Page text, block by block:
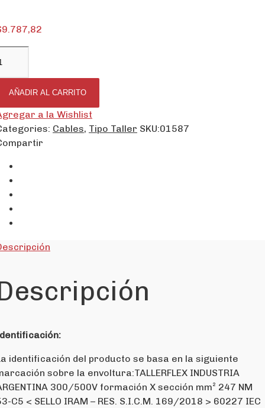
9.787,82
AÑADIR AL CARRITO
a la Wishlist
Cables, Tipo Taller SKU:01587
identificación del producto se basa en la siguiente
sobre la envoltura:TALLERFLEX INDUSTRIA
300/500V formación X sección mm² 247 NM
C5 < SELLO IRAM – RES. S.I.C.M. 169/2018 > 60227 IEC